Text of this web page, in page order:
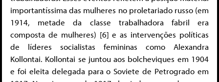
importantíssima das mulheres no proletariado russo (em
1914, metade da classe trabalhadora fabril era
composta de mulheres) [6] e as intervenções políticas
de líderes socialistas femininas como Alexandra
Kollontai. Kollontai se juntou aos bolcheviques em 1904
e foi eleita delegada para o Soviete de Petrogrado em